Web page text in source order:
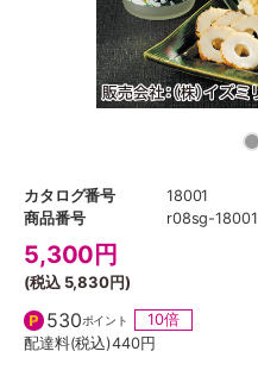
カタログ番号
18001
商品番号
r08sg-18001
5,300 円
(税込 5,830円)
530ポイント
10倍
配達料(税込)440円